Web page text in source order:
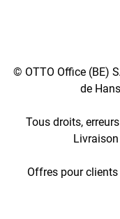
© OTTO Office (BE)
de
Tous droits,
Offres pour